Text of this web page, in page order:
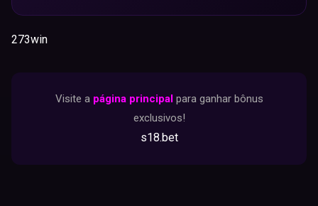
273win
Visite a página principalpara ganhar bônus
exclusivos!
s18.bet